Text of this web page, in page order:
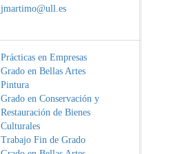
jmartimo@ull.es
Prácticas en Empresas
Grado en Bellas Artes
Pintura
Grado en Conservación y
Restauración de Bienes
Culturales
Trabajo Fin de Grado